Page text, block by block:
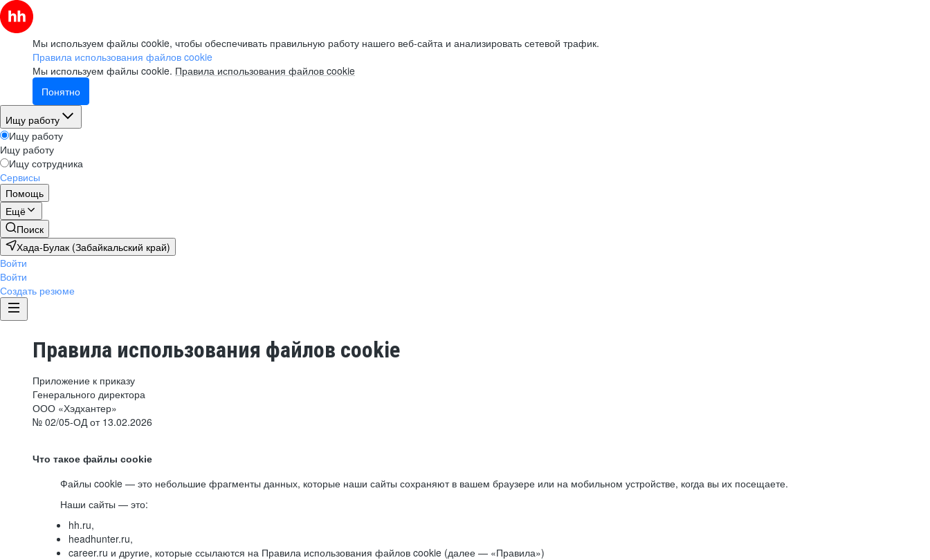
Мы используем файлы cookie, чтобы обеспечивать правильную работу нашего веб-сайта и анализировать сетевой трафик.
Правила использования файлов cookie
Мы используем файлы cookie. Правила использования файлов cookie
Понятно
Ищу работу
Ищу работу
Ищу работу
Ищу сотрудника
Сервисы
Помощь
Ещё
Поиск
Хада-Булак (Забайкальский край)
Войти
Войти
Создать резюме
Правила использования файлов cookie
Приложение к приказу
Генерального директора
ООО «Хэдхантер»
№ 02/05-ОД от 13.02.2026
Что такое файлы cookie
Файлы cookie — это небольшие фрагменты данных, которые наши сайты сохраняют в вашем браузере или на мобильном устройстве, когда вы их посещаете.
Наши сайты — это:
hh.ru,
headhunter.ru,
career.ru и другие, которые ссылаются на Правила использования файлов cookie (далее — «Правила»)